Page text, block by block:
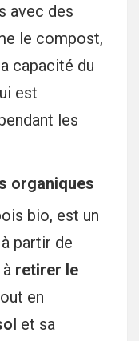
avec des
le compost,
capacité du
est
les
organiques
bio, est un
partir de
retirer le
en
et sa